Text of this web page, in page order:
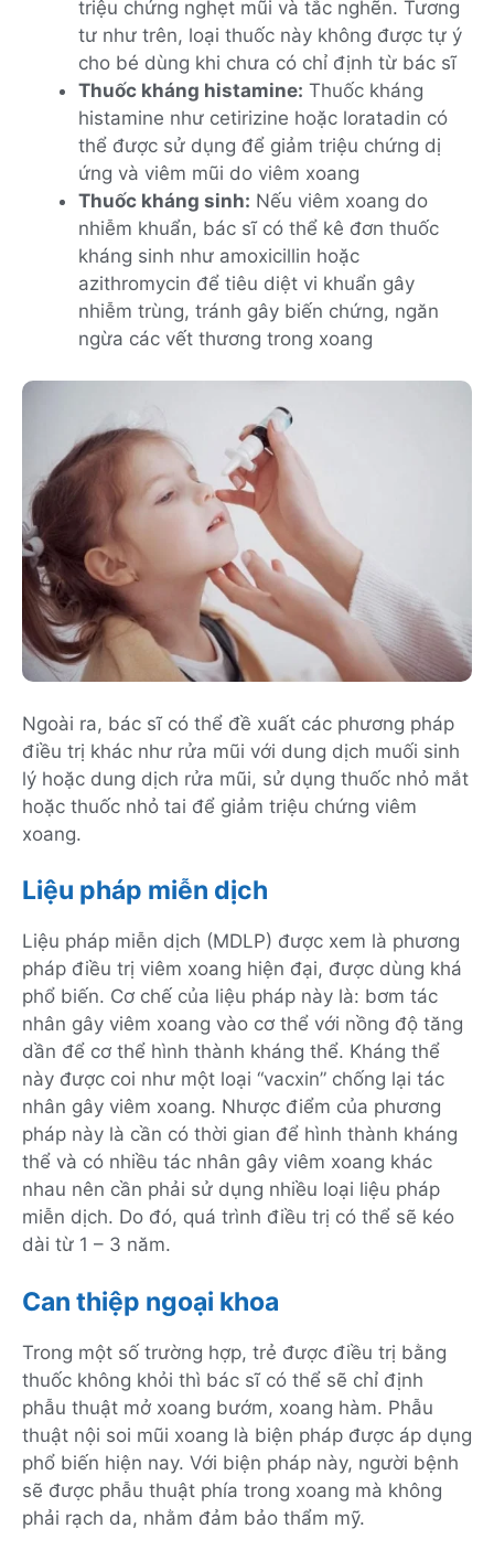
triệu chứng nghẹt mũi và tắc nghẽn. Tương
tư như trên, loại thuốc này không được tự ý
cho bé dùng khi chưa có chỉ định từ bác sĩ
Thuốc kháng histamine: Thuốc kháng
histamine như cetirizine hoặc loratadin có
thể được sử dụng để giảm triệu chứng dị
ứng và viêm mũi do viêm xoang
Thuốc kháng sinh: Nếu viêm xoang do
nhiễm khuẩn, bác sĩ có thể kê đơn thuốc
kháng sinh như amoxicillin hoặc
azithromycin để tiêu diệt vi khuẩn gây
nhiễm trùng, tránh gây biến chứng, ngăn
ngừa các vết thương trong xoang
Ngoài ra, bác sĩ có thể đề xuất các phương pháp
điều trị khác như rửa mũi với dung dịch muối sinh
lý hoặc dung dịch rửa mũi, sử dụng thuốc nhỏ mắt
hoặc thuốc nhỏ tai để giảm triệu chứng viêm
xoang.
Liệu pháp miễn dịch
Liệu pháp miễn dịch (MDLP) được xem là phương
pháp điều trị viêm xoang hiện đại, được dùng khá
phổ biến. Cơ chế của liệu pháp này là: bơm tác
nhân gây viêm xoang vào cơ thể với nồng độ tăng
dần để cơ thể hình thành kháng thể. Kháng thể
này được coi như một loại “vacxin” chống lại tác
nhân gây viêm xoang. Nhược điểm của phương
pháp này là cần có thời gian để hình thành kháng
thể và có nhiều tác nhân gây viêm xoang khác
nhau nên cần phải sử dụng nhiều loại liệu pháp
miễn dịch. Do đó, quá trình điều trị có thể sẽ kéo
dài từ 1 – 3 năm.
Can thiệp ngoại khoa
Trong một số trường hợp, trẻ được điều trị bằng
thuốc không khỏi thì bác sĩ có thể sẽ chỉ định
phẫu thuật mở xoang bướm, xoang hàm. Phẫu
thuật nội soi mũi xoang là biện pháp được áp dụng
phổ biến hiện nay. Với biện pháp này, người bệnh
sẽ được phẫu thuật phía trong xoang mà không
phải rạch da, nhằm đảm bảo thẩm mỹ.